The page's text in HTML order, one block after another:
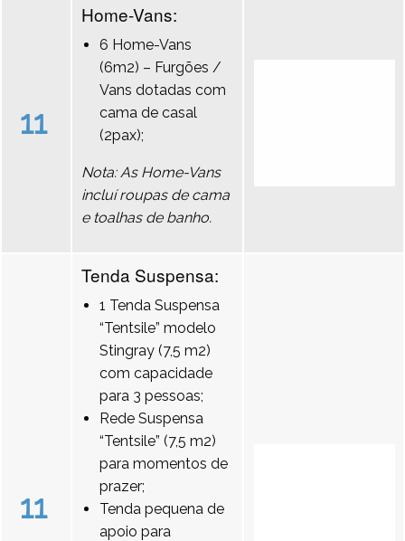
11
Home-Vans:
6 Home-Vans
(6m2) – Furgões /
Vans dotadas com
cama de casal
(2pax);
Nota: As Home-Vans
incluí roupas de cama
e toalhas de banho.
11
Tenda Suspensa:
1 Tenda Suspensa
“Tentsile” modelo
Stingray (7,5 m2)
com capacidade
para 3 pessoas;
Rede Suspensa
“Tentsile” (7,5 m2)
para momentos de
prazer;
Tenda pequena de
apoio para